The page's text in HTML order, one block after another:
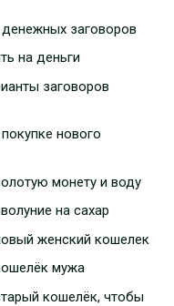
заговоров
на деньги
заговоров
нового
монету и воду
на сахар
женский кошелек
мужа
кошелёк, чтобы